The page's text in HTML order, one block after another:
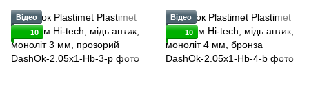
Відео
10
Відео
10